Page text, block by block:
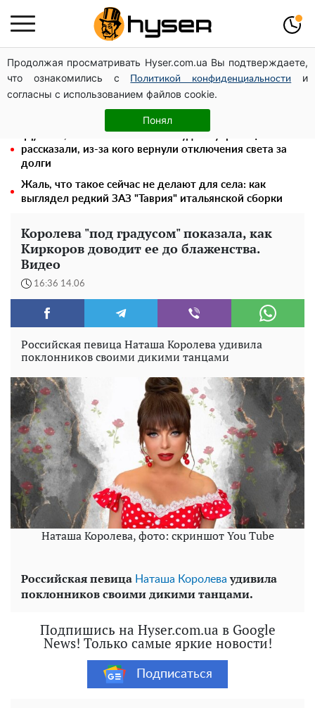
Продолжая просматривать Hyser.com.ua Вы подтверждаете,
что ознакомились с
Политикой конфиденциальности
и
согласны с использованием файлов cookie.
Понял
Елена Тополя слив видео – это далеко не все:
фронтмен "Антитела" Тарас Тополя стал следующим
Полностью голая Анна Тринчер блеснула
"прелестями": таких размеров вы еще не видели
рассказали, из-за кого вернули отключения света за
долги
Жаль, что такое сейчас не делают для села: как
выглядел редкий ЗАЗ "Таврия" итальянской сборки
Королева "под градусом" показала, как
Киркоров доводит ее до блаженства.
Видео
16:36 14.06
Российская певица Наташа Королева удивила
поклонников своими дикими танцами
Наташа Королева, фото: скриншот You Tube
Российская певица Наташа Королева удивила
поклонников своими дикими танцами.
Подпишись на Hyser.com.ua в Google
News! Только самые яркие новости!
Подписаться